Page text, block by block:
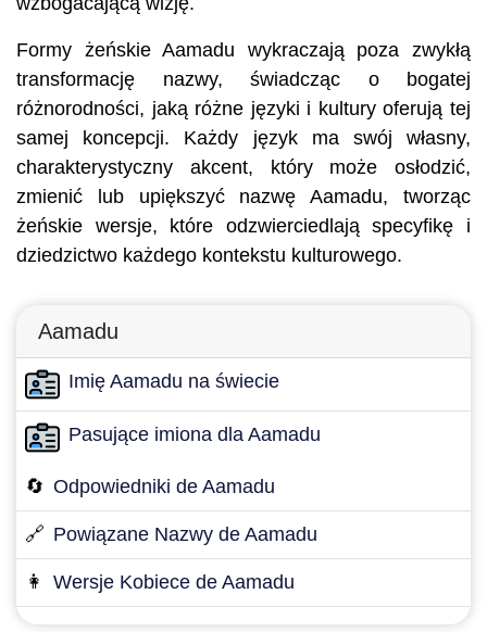
Formy żeńskie Aamadu wykraczają poza zwykłą
transformację nazwy, świadcząc o bogatej
różnorodności, jaką różne języki i kultury oferują tej
samej koncepcji. Każdy język ma swój własny,
charakterystyczny akcent, który może osłodzić,
zmienić lub upiększyć nazwę Aamadu, tworząc
żeńskie wersje, które odzwierciedlają specyfikę i
dziedzictwo każdego kontekstu kulturowego.
Aamadu
Imię Aamadu na świecie
Pasujące imiona dla Aamadu
🔄 Odpowiedniki de Aamadu
🔗 Powiązane Nazwy de Aamadu
👩 Wersje Kobiece de Aamadu